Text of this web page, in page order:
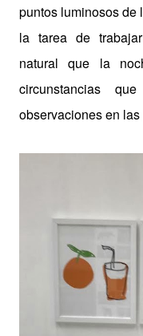
puntos luminosos de
la tarea de
natural que la
circunstancias
observaciones en